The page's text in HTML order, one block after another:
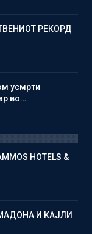
РЕКОРД
усмрти
во…
HOTELS &
И КАЈЛИ